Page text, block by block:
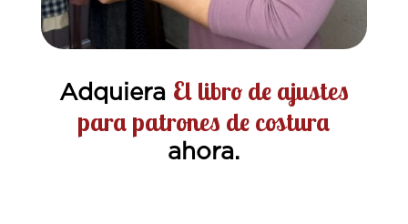
Adquiera El libro de ajustes
para patrones de costura
ahora.